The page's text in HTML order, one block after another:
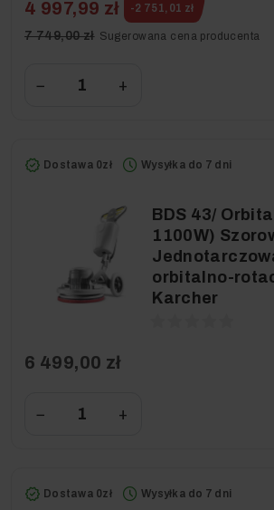
4 997,99 zł -2 751,01 zł
7 749,00 zł Sugerowana cena producenta
− +
Dostawa 0zł Wysyłka do 7 dni
BDS 43/
1100W)
orbitalno-
Karcher
6 499,00 zł
− +
Dostawa 0zł Wysyłka do 7 dni